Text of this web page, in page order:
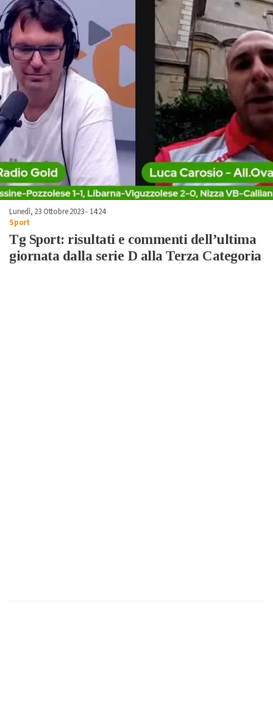
Lunedì, 23 Ottobre 2023 - 14:24
Sport
Tg Sport: risultati e commenti dell’ultima
giornata dalla serie D alla Terza Categoria